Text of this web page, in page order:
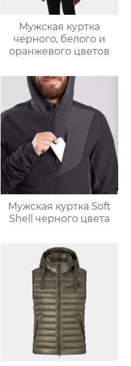
Мужская куртка
черного, белого и
оранжевого цветов
Мужская куртка Soft
Shell черного цвета